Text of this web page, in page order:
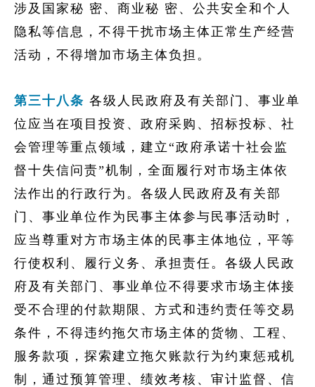
涉及 国家秘 密、商业秘 密、 公共安全和个人
隐私等信息，不得干扰市场主体正常生产经营
活动，不得增加市场主体负担。
第三十八条 各级人民政府及有关部门、事业单
位应当在项目投资、政府采购、招标投标、社
会管理等重点领域，建立“政府承诺十社会监
督十失信问责”机制，全面履行对市场主体依
法作出的行政行为。各级人民政府及有关部
门、事业单位作为民事主体参与民事活动时，
应当尊重对方市场主体的民事主体地位，平等
行使权利、履行义务、承担责任。各级人民政
府及有关部门、事业单位不得要求市场主体接
受不合理的付款期限、方式和违约责任等交易
条件，不得违约拖欠市场主体的货物、工程、
服务款项，探索建立拖欠账款行为约東惩戒机
制，通过预算管理、绩效考核、审计监督、信